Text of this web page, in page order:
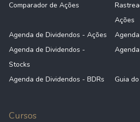
Comparador de Ações
Ações
Agenda de Dividendos - Ações
Agenda de Dividendos -
Stocks
Agenda de Dividendos - BDRs Guia do
Cursos